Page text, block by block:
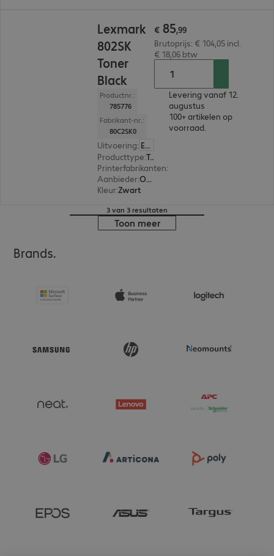
Lexmark
802SK
Toner
Black
Productnr.:
785776
Fabrikant-nr.:
80C2SK0
Uitvoering: Europa
Producttype: Toner
Printerfabrikanten:
Aanbieder:
Origineel
Kleur:Zwart
€ 85,99
Brutoprijs: € 104,05 incl.
€ 18,06 btw
Levering vanaf 12.
augustus
100+ artikelen op
voorraad.
3 van 3 resultaten
Toon meer
Brands.